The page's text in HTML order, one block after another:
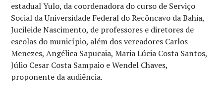
estadual Yulo, da coordenadora do curso de Serviço
Social da Universidade Federal do Recôncavo da Bahia,
Jucileide Nascimento, de professores e diretores de
escolas do município, além dos vereadores Carlos
Menezes, Angélica Sapucaia, Maria Lúcia Costa Santos,
Júlio Cesar Costa Sampaio e Wendel Chaves,
proponente da audiência.